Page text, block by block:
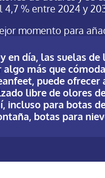
4,7 % entre 2024 y
momento para
en día, las suelas
algo más que
puede ofrecer
libre de olores
incluso para botas
botas para